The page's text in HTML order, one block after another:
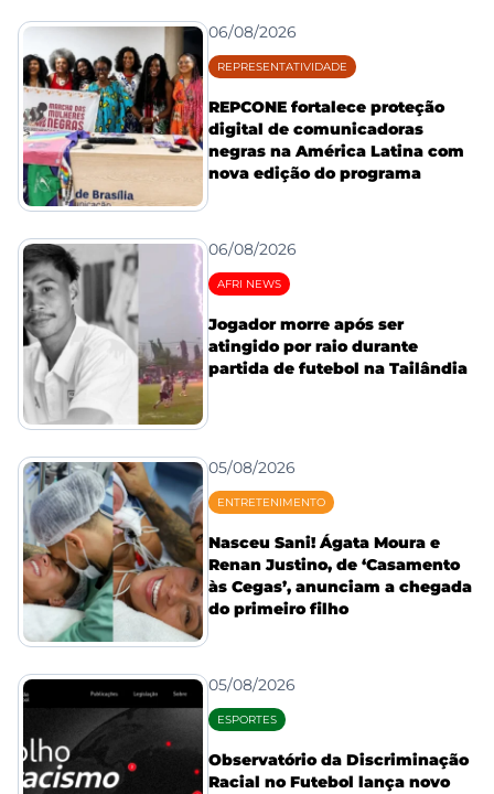
06/08/2026
REPRESENTATIVIDADE
REPCONE fortalece proteção
digital de comunicadoras
negras na América Latina com
nova edição do programa
06/08/2026
AFRI NEWS
Jogador morre após ser
atingido por raio durante
partida de futebol na Tailândia
05/08/2026
ENTRETENIMENTO
Nasceu Sani! Ágata Moura e
Renan Justino, de ‘Casamento
às Cegas’, anunciam a chegada
do primeiro filho
05/08/2026
ESPORTES
Observatório da Discriminação
Racial no Futebol lança novo